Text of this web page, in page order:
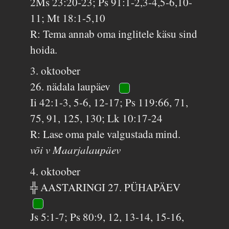
11; Mt 18:1-5,10
R: Tema annab oma inglitele käsu sind
hoida.
3. oktoober
26. nädala laupäev
Ii 42:1-3, 5-6, 12-17; Ps 119:66, 71,
75, 91, 125, 130; Lk 10:17-24
R: Lase oma pale valgustada mind.
või v Maarjalaupäev
4. oktoober
╬ AASTARINGI 27. PÜHAPÄEV
Js 5:1-7; Ps 80:9, 12, 13-14, 15-16,